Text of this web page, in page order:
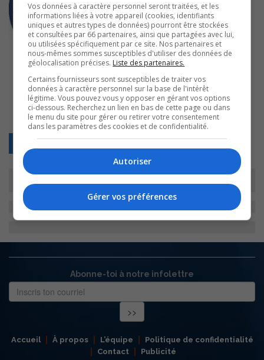
Abonne-toi à notre infolettre
Accueil À propos L’équipe
Politique de confidentialité
Contact
Publicité
Vos données à caractère personnel seront traitées, et les
informations liées à votre appareil (cookies, identifiants
uniques et autres types de données) pourront être stockées
et consultées par 66 partenaires, ainsi que partagées avec lui,
ou utilisées spécifiquement par ce site. Nos partenaires et
nous-mêmes sommes susceptibles d'utiliser des données de
géolocalisation précises. Liste des partenaires.
Certains fournisseurs sont susceptibles de traiter vos
données à caractère personnel sur la base de l'intérêt
légitime. Vous pouvez vous y opposer en gérant vos options
ci-dessous. Recherchez un lien en bas de cette page ou dans
le menu du site pour gérer ou retirer votre consentement
dans les paramètres des cookies et de confidentialité.
Autoriser
Gérer vos préférences